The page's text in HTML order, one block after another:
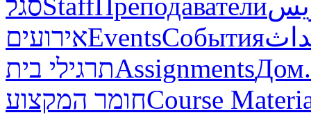
אירועיםEventsСобытия
תרגילי ביתAssignmentsДом.
חומר המקצועCourse